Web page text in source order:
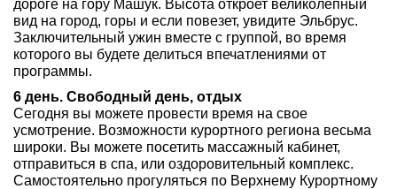
дороге на гору Машук. Высота откроет великолепный
вид на город, горы и если повезет, увидите Эльбрус.
Заключительный ужин вместе с группой, во время
которого вы будете делиться впечатлениями от
программы.
6 день. Свободный день, отдых
Сегодня вы можете провести время на свое
усмотрение. Возможности курортного региона весьма
широки. Вы можете посетить массажный кабинет,
отправиться в спа, или оздоровительный комплекс.
Самостоятельно прогуляться по Верхнему Курортному